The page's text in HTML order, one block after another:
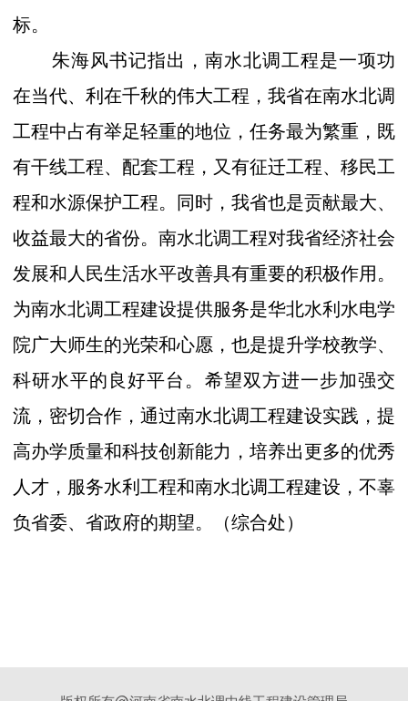
标。
朱海风书记指出，南水北调工程是一项功
在当代、利在千秋的伟大工程，我省在南水北调
工程中占有举足轻重的地位，任务最为繁重，既
有干线工程、配套工程，又有征迁工程、移民工
程和水源保护工程。同时，我省也是贡献最大、
收益最大的省份。南水北调工程对我省经济社会
发展和人民生活水平改善具有重要的积极作用。
为南水北调工程建设提供服务是华北水利水电学
院广大师生的光荣和心愿，也是提升学校教学、
科研水平的良好平台。希望双方进一步加强交
流，密切合作，通过南水北调工程建设实践，提
高办学质量和科技创新能力，培养出更多的优秀
人才，服务水利工程和南水北调工程建设，不辜
负省委、省政府的期望。（综合处）